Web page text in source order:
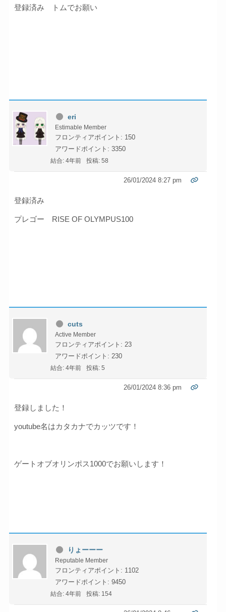
登録済み トムでお願い
eri
Estimable Member
フロンティアポイント: 150
アワードポイント: 3350
結合: 4年前 投稿: 58
26/01/2024 8:27 pm
登録済み
プレゴー RISE OF OLYMPUS100
cuts
Active Member
フロンティアポイント: 23
アワードポイント: 230
結合: 4年前 投稿: 5
26/01/2024 8:36 pm
登録しました！
youtube名はカタカナでカッツです！
ゲートオブオリンポス1000でお願いします！
りょーーー
Reputable Member
フロンティアポイント: 1102
アワードポイント: 9450
結合: 4年前 投稿: 154